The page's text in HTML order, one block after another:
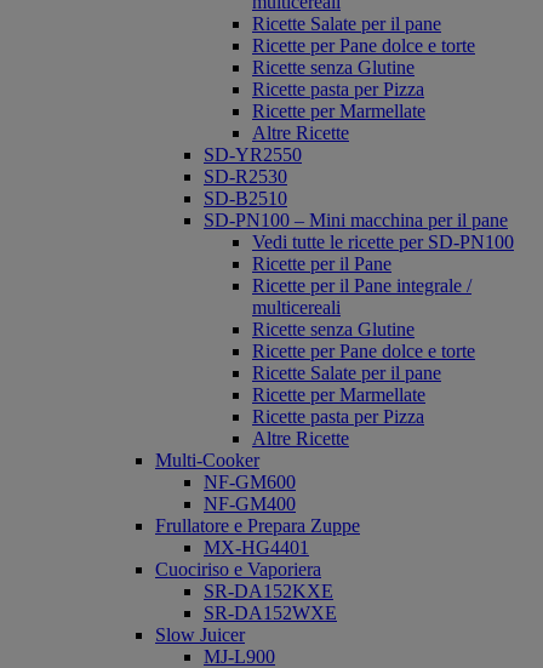
Ricette Salate per il pane
Ricette per Pane dolce e torte
Ricette senza Glutine
Ricette pasta per Pizza
Ricette per Marmellate
Altre Ricette
SD-YR2550
SD-R2530
SD-B2510
SD-PN100 – Mini macchina per il pane
Vedi tutte le ricette per SD-PN100
Ricette per il Pane
Ricette per il Pane integrale /
multicereali
Ricette senza Glutine
Ricette per Pane dolce e torte
Ricette Salate per il pane
Ricette per Marmellate
Ricette pasta per Pizza
Altre Ricette
Multi-Cooker
NF-GM600
NF-GM400
Frullatore e Prepara Zuppe
MX-HG4401
Cuociriso e Vaporiera
SR-DA152KXE
SR-DA152WXE
Slow Juicer
MJ-L900